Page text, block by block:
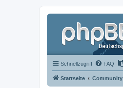
Schnellzugriff FAQ
Startseite Community